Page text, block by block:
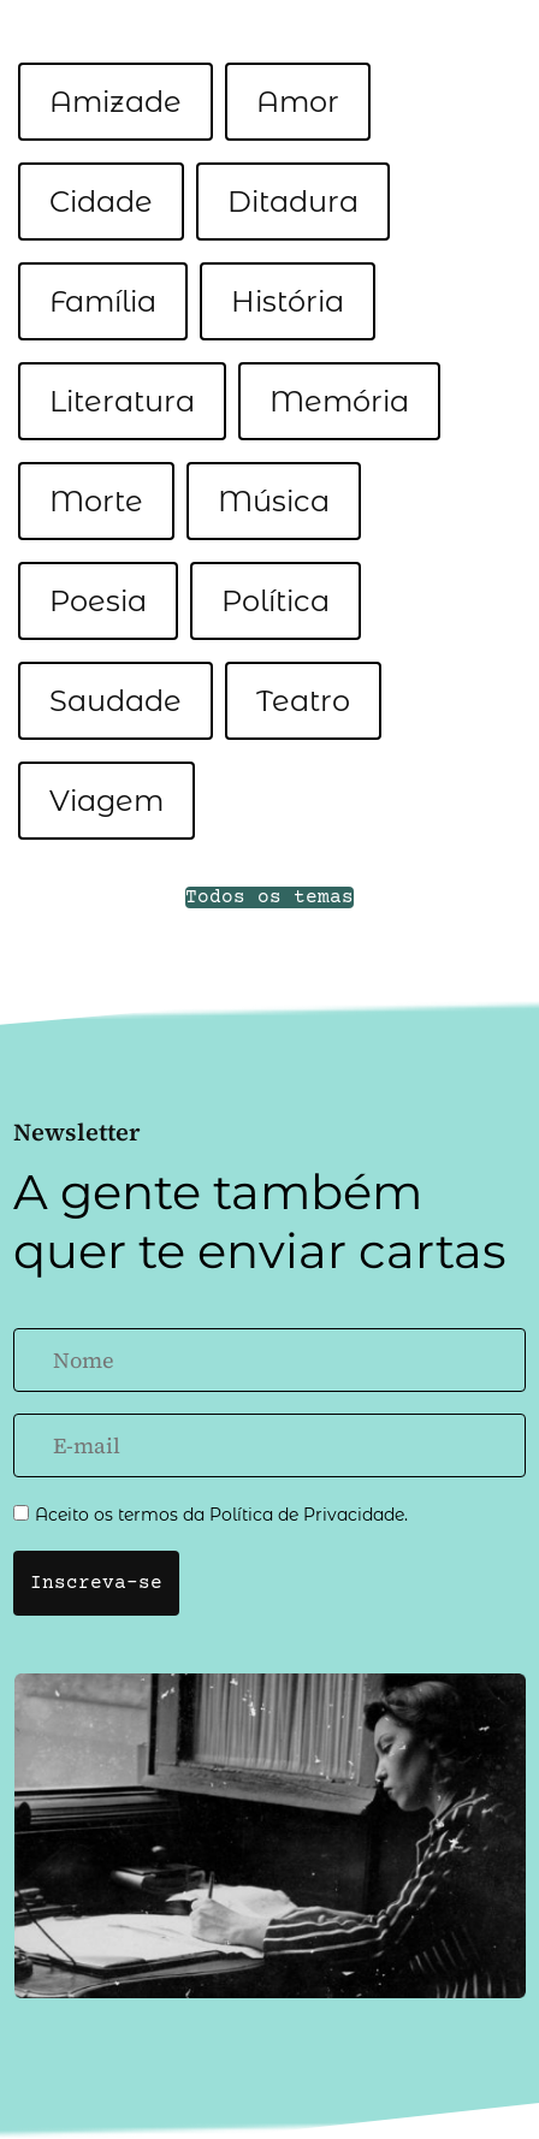
Amizade Amor
Cidade Ditadura
Família História
Literatura Memória
Morte Música
Poesia Política
Saudade Teatro
Viagem
Todos os temas
Newsletter
A gente também
quer te enviar cartas
Aceito os termos da Política de Privacidade.